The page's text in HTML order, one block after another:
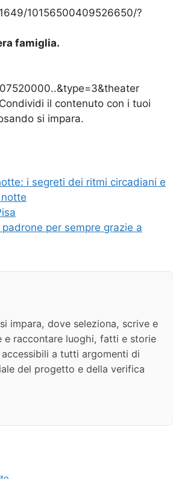
10156500409526650/?
famiglia.
Condividi il contenuto con i tuoi
si impara.
i segreti dei ritmi circadiani e
per sempre grazie a
impara, dove seleziona, scrive e
e raccontare luoghi, fatti e storie
a tutti argomenti di
del progetto e della verifica